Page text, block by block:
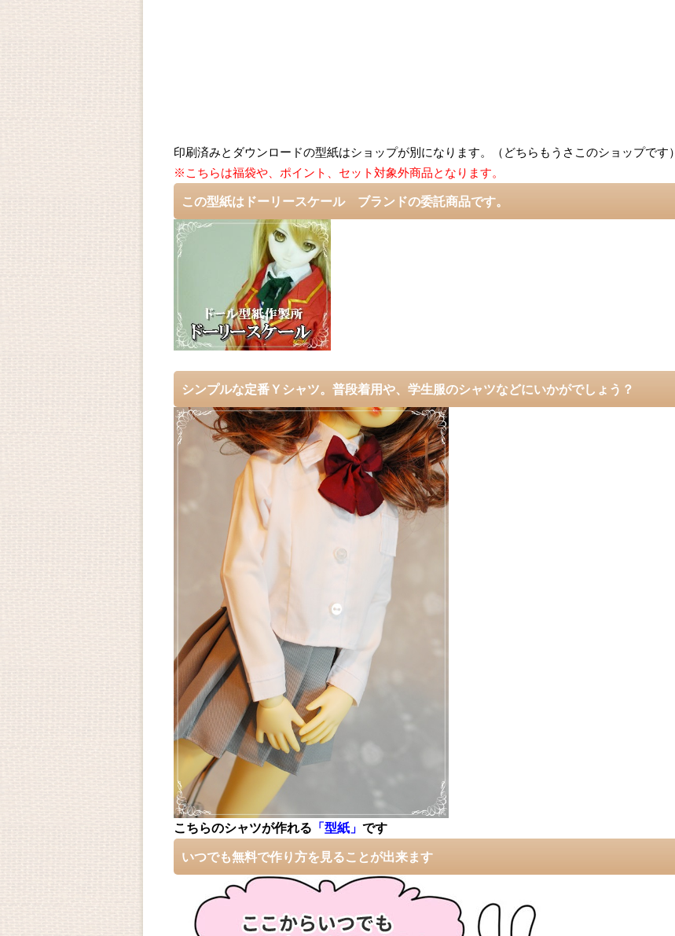
印刷済みとダウンロードの型紙はショップが別になります。（どちらもうさこのショップです）
※こちらは福袋や、ポイント、セット対象外商品となります。
この型紙はドーリースケール ブランドの委託商品です。
シンプルな定番Ｙシャツ。普段着用や、学生服のシャツなどにいかがでしょう？
こちらのシャツが作れる 「型紙」 です
いつでも無料で作り方を見ることが出来ます